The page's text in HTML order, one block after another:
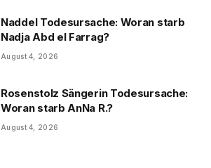
Naddel Todesursache: Woran starb
Nadja Abd el Farrag?
August 4, 2026
Rosenstolz Sängerin Todesursache:
Woran starb AnNa R.?
August 4, 2026